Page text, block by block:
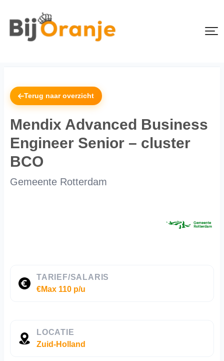
Terug naar overzicht
Mendix Advanced Business
Engineer Senior – cluster
BCO
Gemeente Rotterdam
TARIEF/SALARIS
€Max 110 p/u
LOCATIE
Zuid-Holland